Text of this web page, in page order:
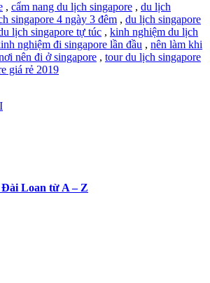
, cẩm nang du lịch singapore , du lịch
singapore 4 ngày 3 đêm , du lịch singapore
lịch singapore tự túc , kinh nghiệm du lịch
nghiệm đi singapore lần đầu , nên làm khi
nên đi ở singapore , tour du lịch singapore
giá rẻ 2019
Loan từ A – Z